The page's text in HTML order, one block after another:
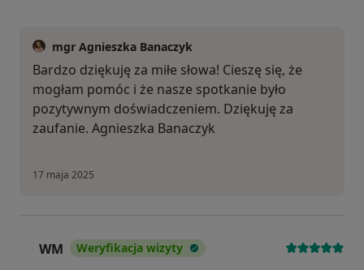
mgr Agnieszka Banaczyk
Bardzo dziękuję za miłe słowa! Cieszę się, że
mogłam pomóc i że nasze spotkanie było
pozytywnym doświadczeniem. Dziękuję za
zaufanie. Agnieszka Banaczyk
17 maja 2025
WM Weryfikacja wizyty